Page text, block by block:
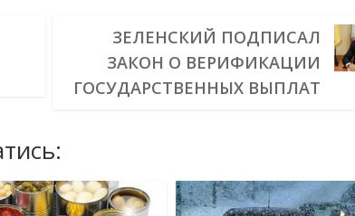
ЗЕЛЕНСКИЙ ПОДПИСАЛ
ЗАКОН О ВЕРИФИКАЦИИ
ГОСУДАРСТВЕННЫХ ВЫПЛАТ